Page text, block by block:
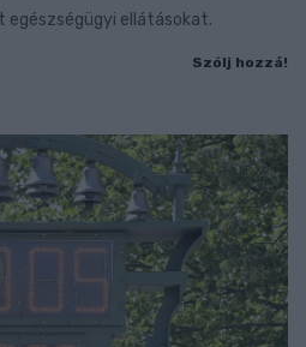
ellátásokat.
Szólj hozzá!